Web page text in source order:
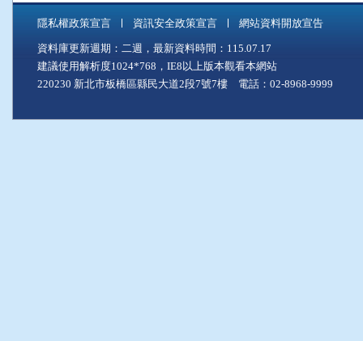
隱私權政策宣言 資訊安全政策宣言 網站資料開放宣告
資料庫更新週期：二週，最新資料時間：115.07.17
建議使用解析度1024*768，IE8以上版本觀看本網站
220230 新北市板橋區縣民大道2段7號7樓 電話：02-8968-9999